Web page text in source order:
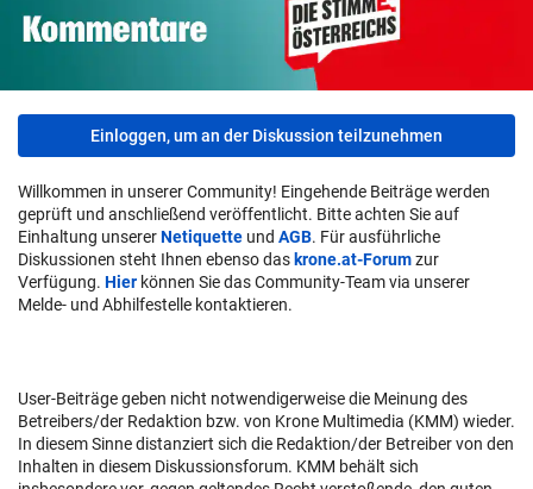
Einloggen, um an der Diskussion teilzunehmen
Willkommen in unserer Community! Eingehende Beiträge werden
geprüft und anschließend veröffentlicht. Bitte achten Sie auf
Einhaltung unsererNetiquette und AGB. Für ausführliche
Diskussionen steht Ihnen ebenso das krone.at-Forumzur
Verfügung. Hier können Sie das Community-Team via unserer
Melde- und Abhilfestelle kontaktieren.
User-Beiträge geben nicht notwendigerweise die Meinung des
Betreibers/der Redaktion bzw. von Krone Multimedia (KMM) wieder.
In diesem Sinne distanziert sich die Redaktion/der Betreiber von den
Inhalten in diesem Diskussionsforum. KMM behält sich